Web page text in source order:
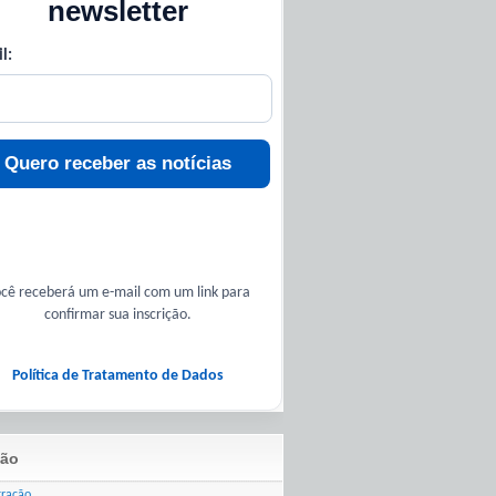
newsletter
Quero receber as notícias
receberá um e-mail com um link para
confirmar sua inscrição.
Política de Tratamento de Dados